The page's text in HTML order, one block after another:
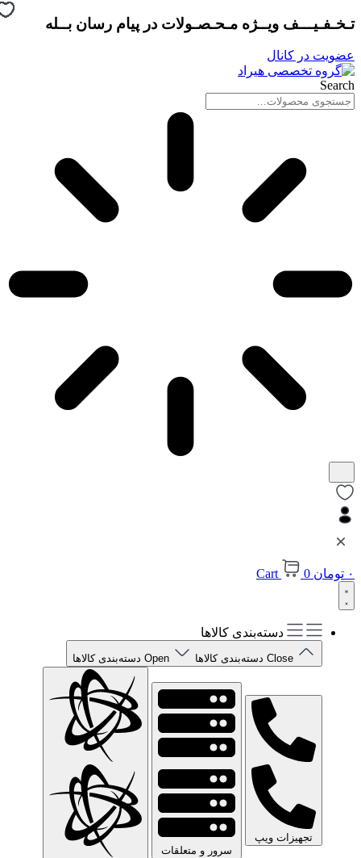
پرش
محتوا
تـخـفـیـــف ویــژه مـحـصـولات در پیام رسان بــله
عضویت در کانال
Search
۰ تومان 0
Cart
دسته‌بندی کالاها
Close دسته‌بندی کالاها Open دسته‌بندی کالاها
تجهیزات ویپ
سرور و متعلقات